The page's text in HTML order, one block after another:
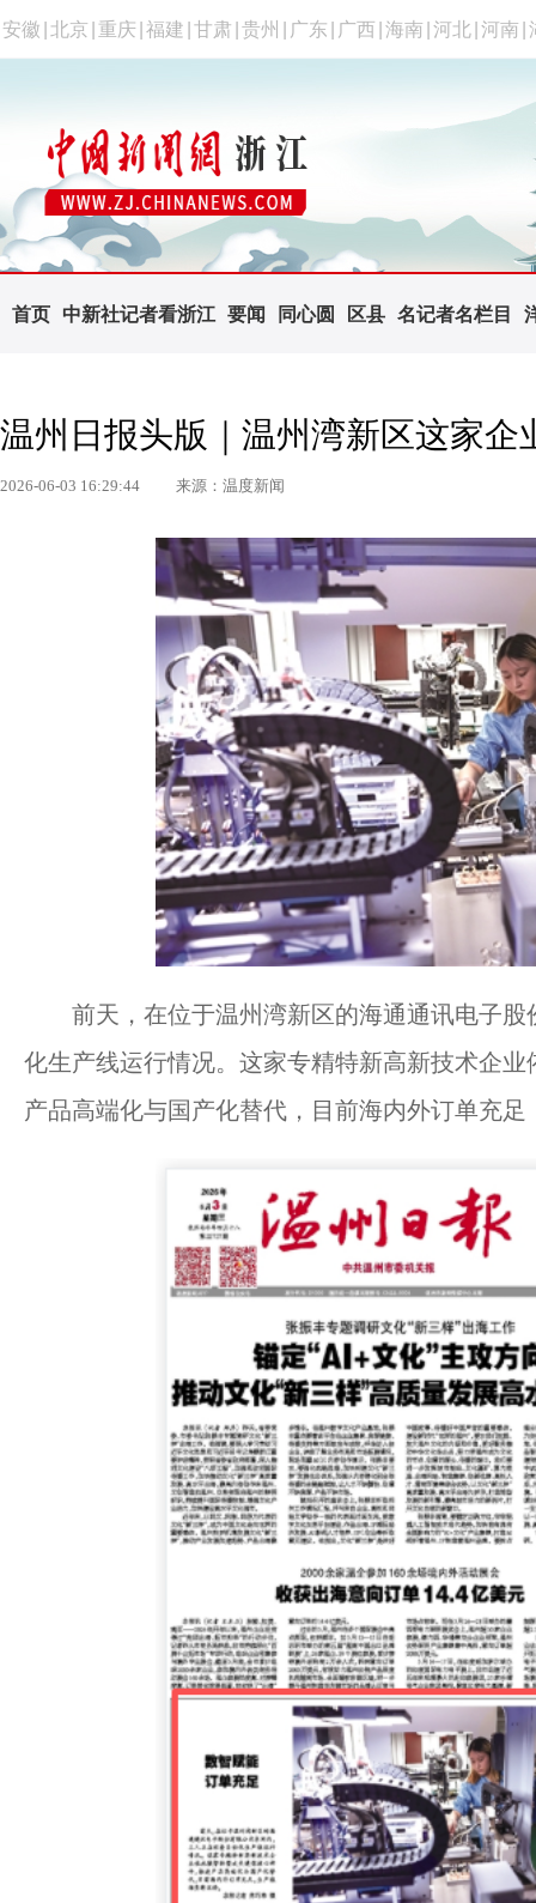
安徽 北京 重庆 福建 甘肃 贵州 广东 广西 海南 河北 河南
首页 中新社记者看浙江 要闻 同心圆 区县 名记者名栏目
温州日报头版｜温州湾新区这家企
2026-06-03 16:29:44 来源：温度新闻
前天，在位于温州湾新区的海通通讯电子股
化生产线运行情况。这家专精特新高新技术企
产品高端化与国产化替代，目前海内外订单充